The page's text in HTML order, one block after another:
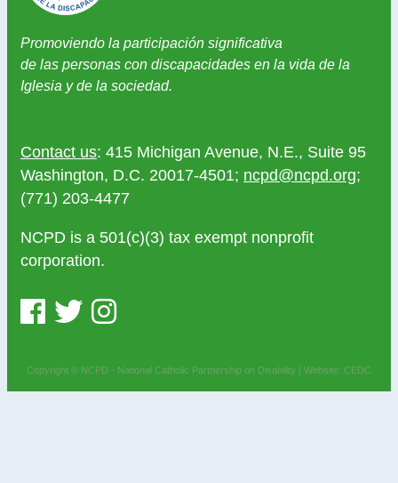
Promoviendo la participación significativa
de las personas con discapacidades en la vida de la
Iglesia y de la sociedad.
Contact us: 415 Michigan Avenue, N.E., Suite 95
Washington, D.C. 20017-4501; ncpd@ncpd.org;
(771) 203-4477
NCPD is a 501(c)(3) tax exempt nonprofit
corporation.
Copyright © NCPD - National Catholic Partnership on Disability | Website: CEDC